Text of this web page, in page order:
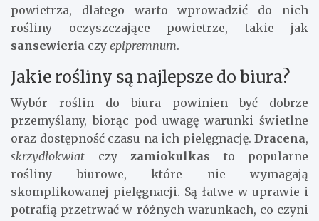
powietrza, dlatego warto wprowadzić do nich
rośliny oczyszczające powietrze, takie jak
sansewieria czy epipremnum.
Jakie rośliny są najlepsze do biura?
Wybór roślin do biura powinien być dobrze
przemyślany, biorąc pod uwagę warunki świetlne
oraz dostępność czasu na ich pielęgnację. Dracena,
skrzydłokwiat czy zamiokulkas to popularne
rośliny biurowe, które nie wymagają
skomplikowanej pielęgnacji. Są łatwe w uprawie i
potrafią przetrwać w różnych warunkach, co czyni